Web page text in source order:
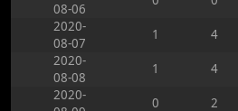
08-06
2020-
08-07
1 4
2020-
08-08
1 4
2020-
0 2